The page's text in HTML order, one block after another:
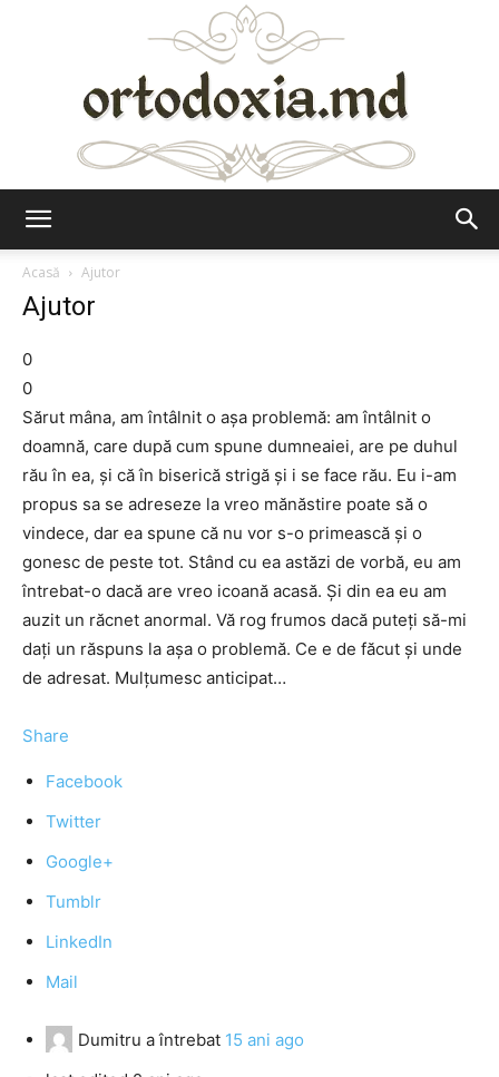
Acasă
Ajutor
Ajutor
0
0
Sărut mâna, am întâlnit o aşa problemă: am întâlnit o
doamnă, care după cum spune dumneaiei, are pe duhul
rău în ea, şi că în biserică strigă şi i se face rău. Eu i-am
propus sa se adreseze la vreo mănăstire poate să o
vindece, dar ea spune că nu vor s-o primească şi o
gonesc de peste tot. Stând cu ea astăzi de vorbă, eu am
întrebat-o dacă are vreo icoană acasă. Şi din ea eu am
auzit un răcnet anormal. Vă rog frumos dacă puteţi să-mi
daţi un răspuns la aşa o problemă. Ce e de făcut şi unde
de adresat. Mulţumesc anticipat…
Share
Facebook
Twitter
Google+
Tumblr
LinkedIn
Mail
Dumitru a întrebat 15 ani ago